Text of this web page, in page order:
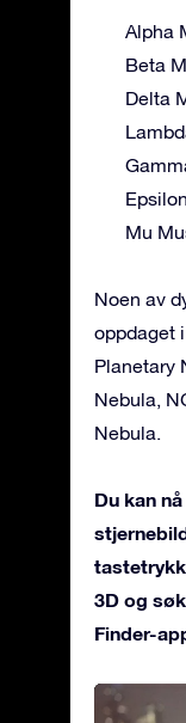
Alpha
Beta
Delta
Mu
Noen av
oppdaget
Planetary
Nebula,
Nebula.
Du kan
3D og
Finder-